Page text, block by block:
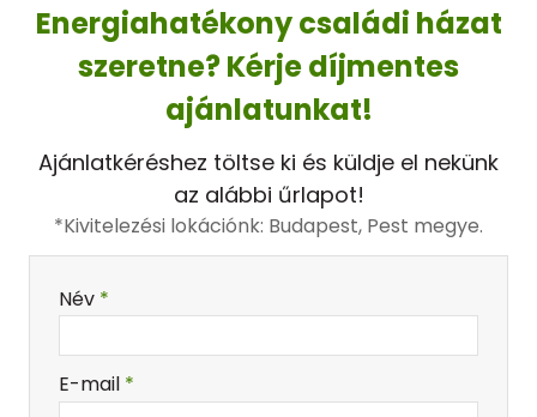
Energiahatékony családi házat
szeretne? Kérje díjmentes
ajánlatunkat!
Ajánlatkéréshez töltse ki és küldje el nekünk
az alábbi űrlapot!
*Kivitelezési lokációnk: Budapest, Pest megye.
-
-
Név *
E-mail *